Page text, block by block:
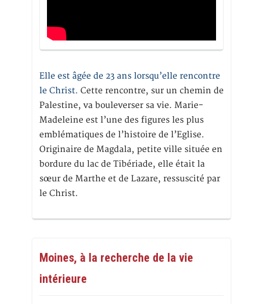
Elle est âgée de 23 ans lorsqu’elle rencontre
le Christ. Cette rencontre, sur un chemin de
Palestine, va bouleverser sa vie. Marie-
Madeleine est l’une des figures les plus
emblématiques de l’histoire de l’Eglise.
Originaire de Magdala, petite ville située en
bordure du lac de Tibériade, elle était la
sœur de Marthe et de Lazare, ressuscité par
le Christ.
Moines, à la recherche de la vie
intérieure